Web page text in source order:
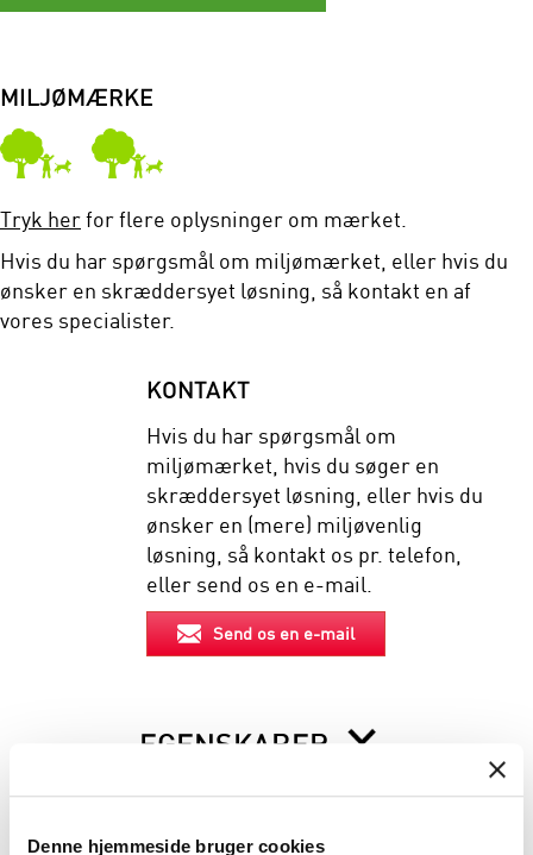
Denne hjemmeside bruger cookies
MILJØMÆRKE
Tryk herfor flere oplysninger om mærket.
Hvis du har spørgsmål om miljømærket, eller hvis du
ønsker en skræddersyet løsning, så kontakt en af
vores specialister.
KONTAKT
Hvis du har spørgsmål om
miljømærket, hvis du søger en
skræddersyet løsning, eller hvis du
ønsker en (mere) miljøvenlig
løsning, så kontakt os pr. telefon,
eller send os en e-mail.
Send os en e-mail
EGENSKABER
BESKRIVELSE